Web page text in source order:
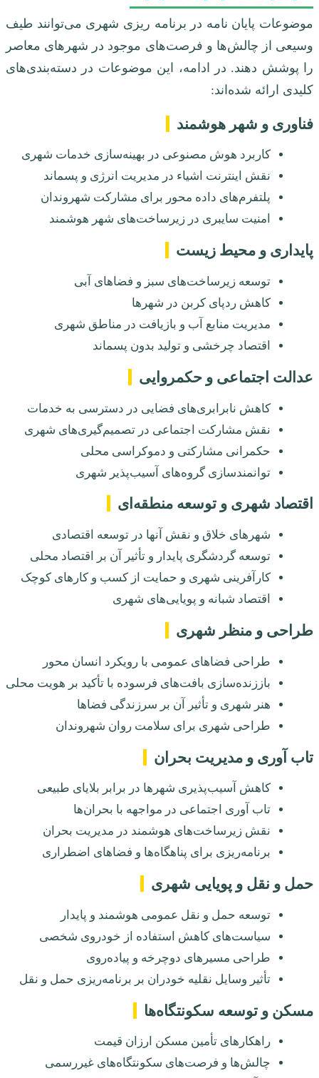
موضوعات پایان نامه در برنامه ریزی شهری می‌توانند طیف
وسیعی از چالش‌ها و فرصت‌های موجود در شهرهای معاصر
را پوشش دهند. در ادامه، این موضوعات در دسته‌بندی‌های
کلیدی ارائه شده‌اند:
فناوری و شهر هوشمند
کاربرد هوش مصنوعی در بهینه‌سازی خدمات شهری
نقش اینترنت اشیاء در مدیریت انرژی و پسماند
پلتفرم‌های داده محور برای مشارکت شهروندان
امنیت سایبری در زیرساخت‌های شهر هوشمند
پایداری و محیط زیست
توسعه زیرساخت‌های سبز و فضاهای آبی
کاهش ردپای کربن در شهرها
مدیریت منابع آب و بازیافت در مناطق شهری
اقتصاد چرخشی و تولید بدون پسماند
عدالت اجتماعی و حکمروایی
کاهش نابرابری‌های فضایی در دسترسی به خدمات
نقش مشارکت اجتماعی در تصمیم‌گیری‌های شهری
حکمرانی مشارکتی و دموکراسی محلی
توانمندسازی گروه‌های آسیب‌پذیر شهری
اقتصاد شهری و توسعه منطقه‌ای
شهرهای خلاق و نقش آنها در توسعه اقتصادی
توسعه گردشگری پایدار و تأثیر آن بر اقتصاد محلی
کارآفرینی شهری و حمایت از کسب و کارهای کوچک
اقتصاد شبانه و پویایی‌های شهری
طراحی و منظر شهری
طراحی فضاهای عمومی با رویکرد انسان محور
باززنده‌سازی بافت‌های فرسوده با تأکید بر هویت محلی
هنر شهری و تأثیر آن بر سرزندگی فضاها
طراحی شهری برای سلامت روان شهروندان
تاب آوری و مدیریت بحران
کاهش آسیب‌پذیری شهرها در برابر بلایای طبیعی
تاب آوری اجتماعی در مواجهه با بحران‌ها
نقش زیرساخت‌های هوشمند در مدیریت بحران
برنامه‌ریزی برای پناهگاه‌ها و فضاهای اضطراری
حمل و نقل و پویایی شهری
توسعه حمل و نقل عمومی هوشمند و پایدار
سیاست‌های کاهش استفاده از خودروی شخصی
طراحی مسیرهای دوچرخه و پیاده‌روی
تأثیر وسایل نقلیه خودران بر برنامه‌ریزی حمل و نقل
مسکن و توسعه سکونتگاه‌ها
راهکارهای تأمین مسکن ارزان قیمت
چالش‌ها و فرصت‌های سکونتگاه‌های غیررسمی